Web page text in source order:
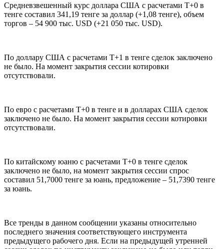
Средневзвешенный курс доллара США с расчетами T+0 в
тенге составил 341,19 тенге за доллар (+1,08 тенге), объем
торгов – 54 900 тыс. USD (+21 050 тыс. USD).
По доллару США с расчетами T+1 в тенге сделок заключено
не было. На момент закрытия сессии котировки
отсутствовали.
По евро с расчетами T+0 в тенге и в долларах США сделок
заключено не было. На момент закрытия сессии котировки
отсутствовали.
По китайскому юаню с расчетами T+0 в тенге сделок
заключено не было, на момент закрытия сессии спрос
составил 51,7000 тенге за юань, предложение – 51,7390 тенге
за юань.
Все тренды в данном сообщении указаны относительно
последнего значения соответствующего инструмента
предыдущего рабочего дня. Если на предыдущей утренней